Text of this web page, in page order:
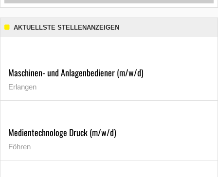
AKTUELLSTE STELLENANZEIGEN
Maschinen- und Anlagenbediener (m/w/d)
Erlangen
Medientechnologe Druck (m/w/d)
Föhren